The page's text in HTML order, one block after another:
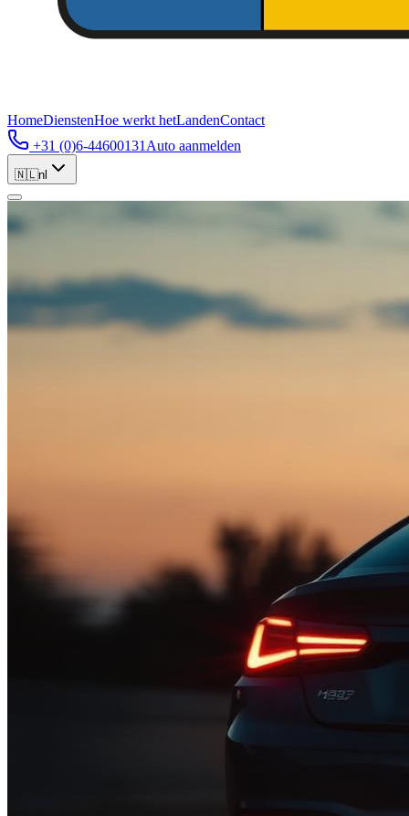
HomeDienstenHoe werkt hetLandenContact
+31 (0)6-44600131 Auto aanmelden
🇳🇱nl